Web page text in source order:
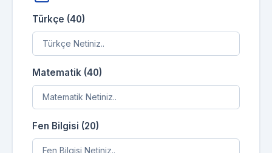
Türkçe (40)
Matematik (40)
Fen Bilgisi (20)